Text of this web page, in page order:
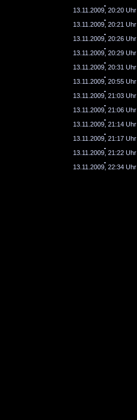
13.11.2009, 20:20 Uhr
13.11.2009, 20:21 Uhr
13.11.2009, 20:26 Uhr
13.11.2009, 20:29 Uhr
13.11.2009, 20:31 Uhr
13.11.2009, 20:55 Uhr
13.11.2009, 21:03 Uhr
13.11.2009, 21:06 Uhr
13.11.2009, 21:14 Uhr
13.11.2009, 21:17 Uhr
13.11.2009, 21:22 Uhr
13.11.2009, 22:34 Uhr